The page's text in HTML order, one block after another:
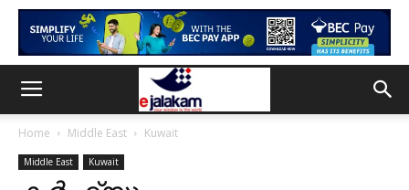
Home Middle East Kuwait
Middle East Kuwait